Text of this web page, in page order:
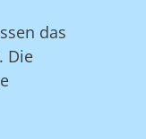
das
Die